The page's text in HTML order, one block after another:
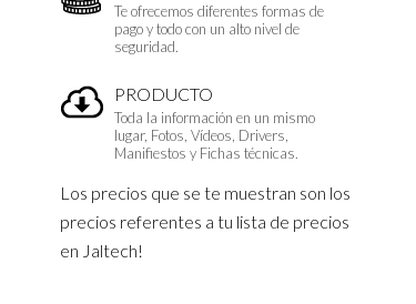
Te ofrecemos diferentes formas de
pago y todo con un alto nivel de
seguridad.
PRODUCTO
Toda la información en un mismo
lugar, Fotos, Vídeos, Drivers,
Manifiestos y Fichas técnicas.
Los precios que se te muestran son los
precios referentes a tu lista de precios
en Jaltech!